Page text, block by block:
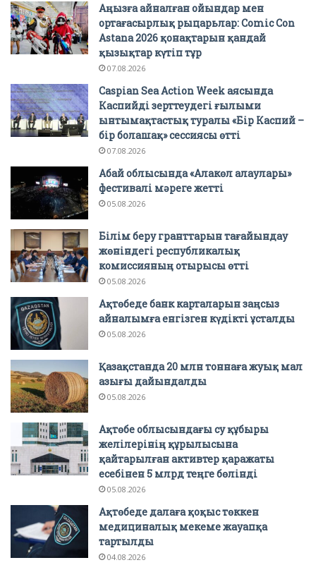
Аңызға айналған ойындар мен
ортағасырлық рыцарьлар: Comic Con
Astana 2026 қонақтарын қандай
қызықтар күтіп тұр
07.08.2026
Caspian Sea Action Week аясында
Каспийді зерттеудегі ғылыми
ынтымақтастық туралы «Бір Каспий –
бір болашақ» сессиясы өтті
07.08.2026
Абай облысында «Алакөл алаулары»
фестивалі мәреге жетті
05.08.2026
Білім беру гранттарын тағайындау
жөніндегі республикалық
комиссияның отырысы өтті
05.08.2026
Ақтөбеде банк карталарын заңсыз
айналымға енгізген күдікті ұсталды
05.08.2026
Қазақстанда 20 млн тоннаға жуық мал
азығы дайындалды
05.08.2026
Ақтөбе облысындағы су құбыры
желілерінің құрылысына
қайтарылған активтер қаражаты
есебінен 5 млрд теңге бөлінді
05.08.2026
Ақтөбеде далаға қоқыс төккен
медициналық мекеме жауапқа
тартылды
04.08.2026